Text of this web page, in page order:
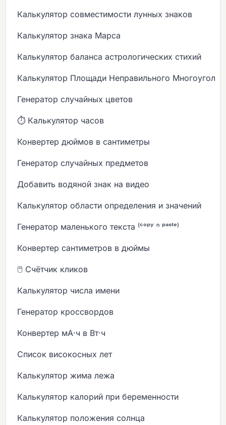
Калькулятор совместимости лунных знаков
Калькулятор знака Марса
Калькулятор баланса астрологических стихий
Калькулятор Площади Неправильного
Генератор случайных цветов
⏱️ Калькулятор часов
Конвертер дюймов в сантиметры
Генератор случайных предметов
Добавить водяной знак на видео
Калькулятор области определения и значений
Генератор маленького текста ⁽ᶜᵒᵖʸ ⁿ ᵖᵃˢᵗᵉ⁾
Конвертер сантиметров в дюймы
🖱️ Счётчик кликов
Калькулятор числа имени
Генератор кроссвордов
Конвертер мА·ч в Вт·ч
Список високосных лет
Калькулятор жима лежа
Калькулятор калорий при беременности
Калькулятор положения солнца